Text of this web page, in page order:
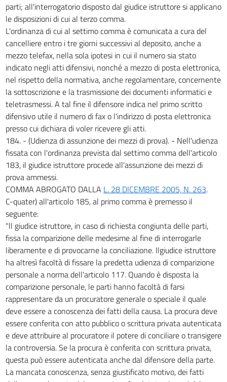
parti; all'interrogatorio disposto dal giudice istruttore si applicano
le disposizioni di cui al terzo comma.
L'ordinanza di cui al settimo comma è comunicata a cura del
cancelliere entro i tre giorni successivi al deposito, anche a
mezzo telefax, nella sola ipotesi in cui il numero sia stato
indicato negli atti difensivi, nonché a mezzo di posta elettronica,
nel rispetto della normativa, anche regolamentare, concernente
la sottoscrizione e la trasmissione dei documenti informatici e
teletrasmessi. A tal fine il difensore indica nel primo scritto
difensivo utile il numero di fax o l'indirizzo di posta elettronica
presso cui dichiara di voler ricevere gli atti.
184. - (Udienza di assunzione dei mezzi di prova). - Nell'udienza
fissata con l'ordinanza prevista dal settimo comma dell'articolo
183, il giudice istruttore procede all'assunzione dei mezzi di
prova ammessi.
COMMA ABROGATO DALLA L. 28 DICEMBRE 2005, N. 263.
C-quater) all'articolo 185, al primo comma è premesso il
seguente:
"ll giudice istruttore, in caso di richiesta congiunta delle parti,
fissa la comparizione delle medesime al fine di interrogarle
liberamente e di provocarne la conciliazione. Ilgiudice istruttore
ha altresì facoltà di fissare la predetta udienza di comparizione
personale a norma dell'articolo 117. Quando è disposta la
comparizione personale, le parti hanno facoltà di farsi
rappresentare da un procuratore generale o speciale il quale
deve essere a conoscenza dei fatti della causa. La procura deve
essere conferita con atto pubblico o scrittura privata autenticata
e deve attribuire al procuratore il potere di conciliare o transigere
la controversia. Se la procura è conferita con scrittura privata,
questa può essere autenticata anche dal difensore della parte.
La mancata conoscenza, senza giustificato motivo, dei fatti